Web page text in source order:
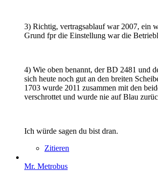
3) Richtig, vertragsablauf war 2007, ein
Grund fpr die Einstellung war die
4) Wie oben benannt, der BD 2481 und
sich heute noch gut an den breiten
1703 wurde 2011 zusammen mit den
verschrottet und wurde nie auf Blau
Ich würde sagen du bist dran.
Zitieren
Mr. Metrobus